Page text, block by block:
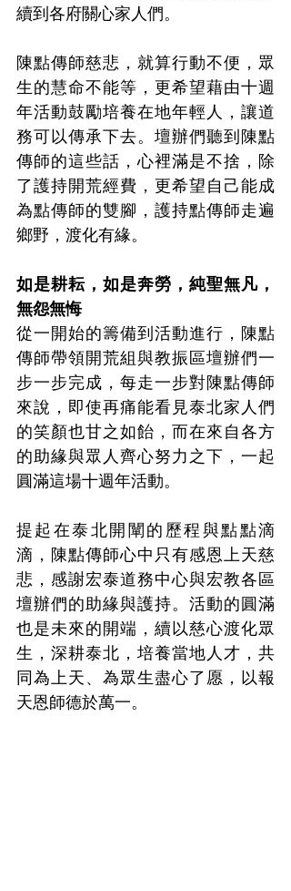
續到各府關心家人們。
陳點傳師慈悲，就算行動不便，眾
生的慧命不能等，更希望藉由十週
年活動鼓勵培養在地年輕人，讓道
務可以傳承下去。壇辦們聽到陳點
傳師的這些話，心裡滿是不捨，除
了護持開荒經費，更希望自己能成
為點傳師的雙腳，護持點傳師走遍
鄉野，渡化有緣。
如是耕耘，如是奔勞，純聖無凡，
無怨無悔
從一開始的籌備到活動進行，陳點
傳師帶領開荒組與教振區壇辦們一
步一步完成，每走一步對陳點傳師
來說，即使再痛能看見泰北家人們
的笑顏也甘之如飴，而在來自各方
的助緣與眾人齊心努力之下，一起
圓滿這場十週年活動。
提起在泰北開闡的歷程與點點滴
滴，陳點傳師心中只有感恩上天慈
悲，感謝宏泰道務中心與宏教各區
壇辦們的助緣與護持。活動的圓滿
也是未來的開端，續以慈心渡化眾
生，深耕泰北，培養當地人才，共
同為上天、為眾生盡心了愿，以報
天恩師德於萬一。